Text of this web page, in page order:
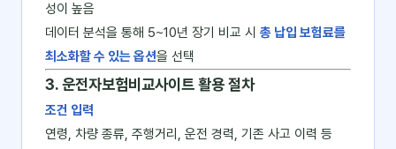
성이 높음
데이터 분석을 통해 5~10년 장기 비교 시 총 납입 보험료를
최소화할 수 있는 옵션을 선택
3. 운전자보험비교사이트 활용 절차
조건 입력
연령, 차량 종류, 주행거리, 운전 경력, 기존 사고 이력 등